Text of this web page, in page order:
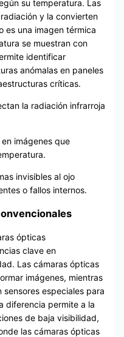
su temperatura. Las
y la convierten
es una imagen térmica
se muestran con
identificar
anómalas en paneles
críticas.
la radiación infrarroja
imágenes que
invisibles al ojo
o fallos internos.
ópticas
clave en
Las cámaras ópticas
imágenes, mientras
especiales para
diferencia permite a la
de baja visibilidad,
las cámaras ópticas